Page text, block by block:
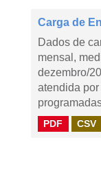
Carga de
Dados de
mensal,
dezembro/
atendida
PDF CSV